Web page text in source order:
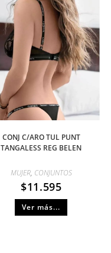
CONJ C/ARO TUL PUNT
TANGALESS REG BELEN
MUJER, CONJUNTOS
$11.595
Ver más...